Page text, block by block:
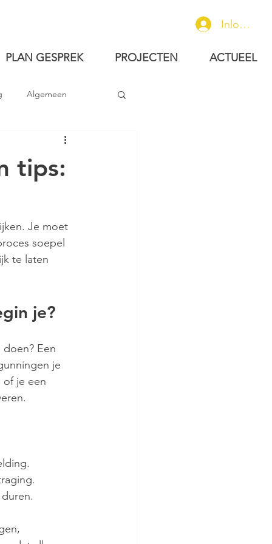
PLAN GESPREK PROJECTEN ACTUEEL
Inloggen
Algemeen
tips:
Je moet
soepel
te laten
je?
Een
je
of je een